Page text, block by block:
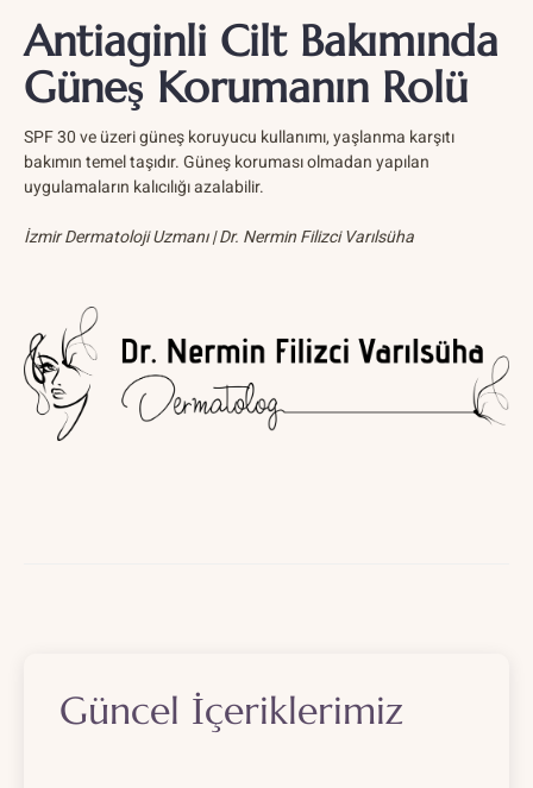
Antiaginli Cilt Bakımında
Güneş Korumanın Rolü
SPF 30 ve üzeri güneş koruyucu kullanımı, yaşlanma karşıtı
bakımın temel taşıdır. Güneş koruması olmadan yapılan
uygulamaların kalıcılığı azalabilir.
İzmir Dermatoloji Uzmanı | Dr. Nermin Filizci Varılsüha
Güncel İçeriklerimiz